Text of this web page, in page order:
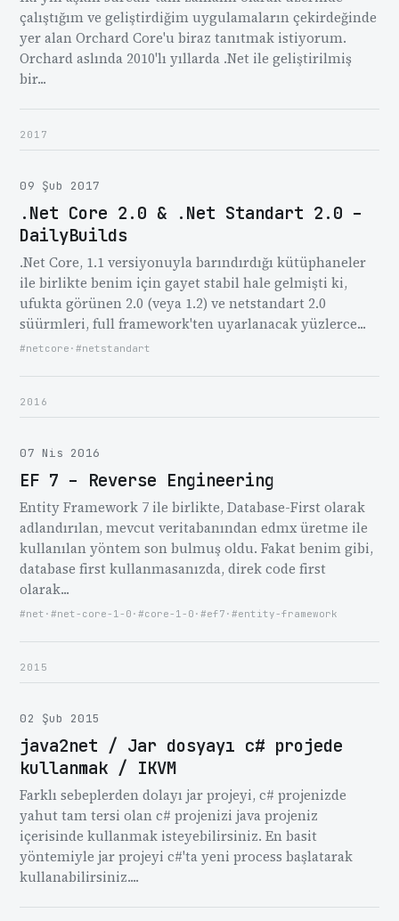
çalıştığım ve geliştirdiğim uygulamaların çekirdeğinde
yer alan Orchard Core'u biraz tanıtmak istiyorum.
Orchard aslında 2010'lı yıllarda .Net ile geliştirilmiş
bir...
2017
09 Şub 2017
.Net Core 2.0 & .Net Standart 2.0 –
DailyBuilds
.Net Core, 1.1 versiyonuyla barındırdığı kütüphaneler
ile birlikte benim için gayet stabil hale gelmişti ki,
ufukta görünen 2.0 (veya 1.2) ve netstandart 2.0
süürmleri, full framework'ten uyarlanacak yüzlerce...
#netcore ·#netstandart
2016
07 Nis 2016
EF 7 – Reverse Engineering
Entity Framework 7 ile birlikte, Database-First olarak
adlandırılan, mevcut veritabanından edmx üretme ile
kullanılan yöntem son bulmuş oldu. Fakat benim gibi,
database first kullanmasanızda, direk code first
olarak...
#net ·#net-core-1-0 ·#core-1-0 ·#ef7 ·#entity-framework
2015
02 Şub 2015
java2net / Jar dosyayı c# projede
kullanmak / IKVM
Farklı sebeplerden dolayı jar projeyi, c# projenizde
yahut tam tersi olan c# projenizi java projeniz
içerisinde kullanmak isteyebilirsiniz. En basit
yöntemiyle jar projeyi c#'ta yeni process başlatarak
kullanabilirsiniz....